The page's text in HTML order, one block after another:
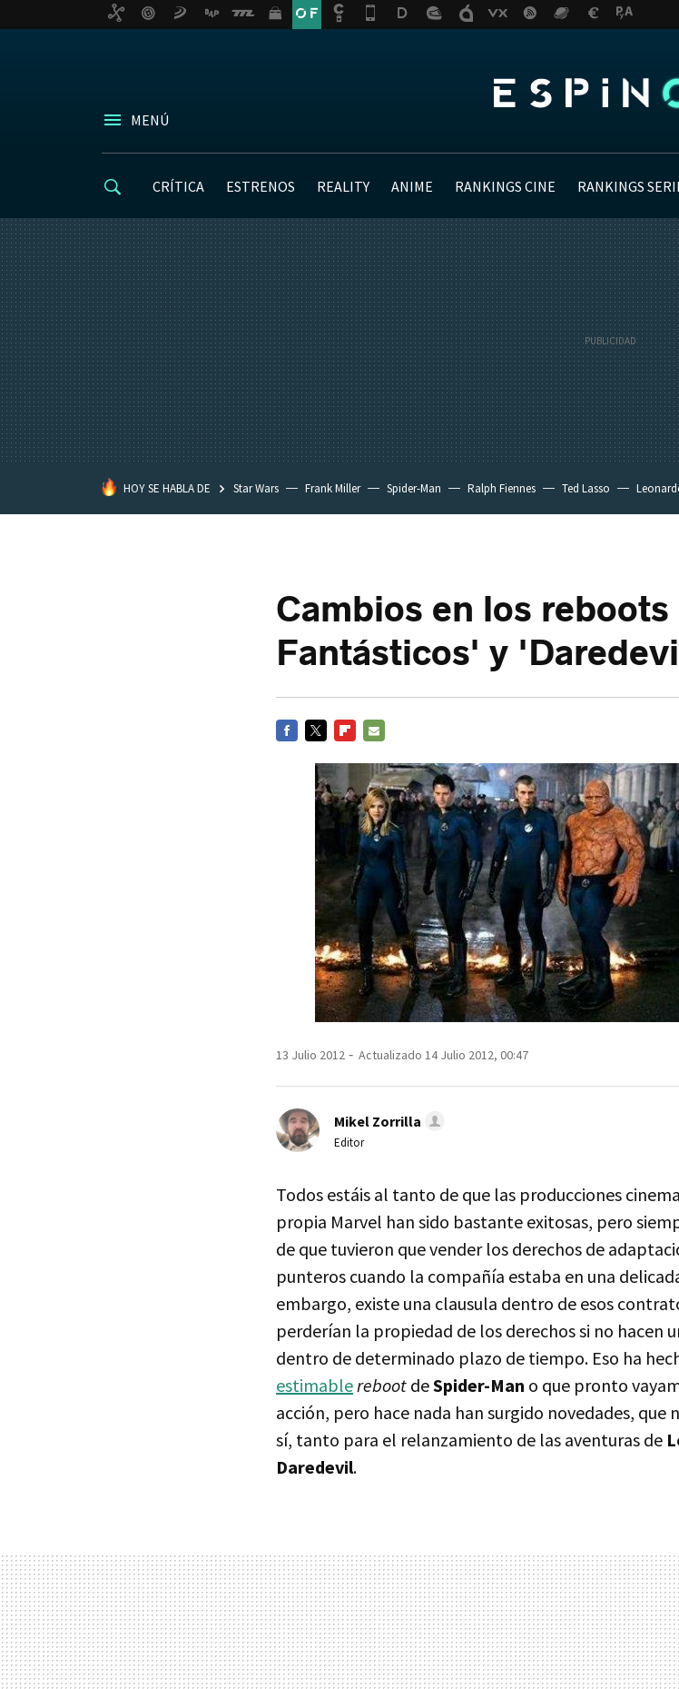
MENÚ
CRÍTICA ESTRENOS REALITY ANIME RANKINGS CINE RANKINGS
HOY SE HABLA DE Star Wars Frank Miller Spider-Man Ralph Fiennes Ted Lasso
Cambios en los
Fantásticos' y
MAIL
13 Julio 2012 Actualizado 14 Julio 2012, 00:47
Mikel Zorrilla
Editor
Todos estáis al tanto de que las producciones
propia Marvel han sido bastante exitosas, pero
de que tuvieron que vender los derechos de
punteros cuando la compañía estaba en una
embargo, existe una clausula dentro de esos
perderían la propiedad de los derechos si no hacen
dentro de determinado plazo de tiempo. Eso ha
estimablereboot deSpider-Man o que pronto
acción, pero hace nada han surgido novedades,
sí, tanto para el relanzamiento de las aventuras de
Daredevil.